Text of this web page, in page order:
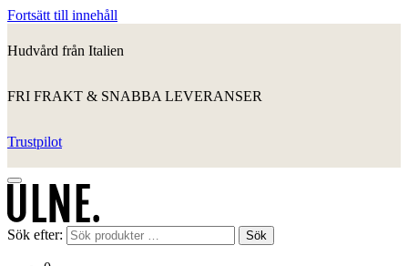
Fortsätt till innehåll
Hudvård från Italien
FRI FRAKT & SNABBA LEVERANSER
Trustpilot
Sök efter: Sök